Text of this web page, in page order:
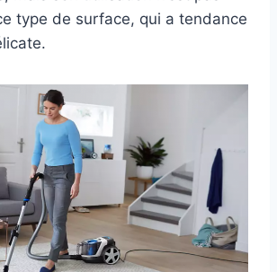
type de surface, qui a tendance